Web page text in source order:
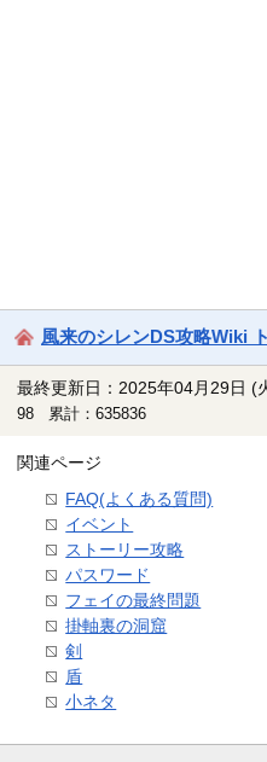
風来のシレンDS攻略Wiki
最終更新日：2025年04月29日 (
98 累計：635836
関連ページ
FAQ(よくある質問)
イベント
ストーリー攻略
パスワード
フェイの最終問題
掛軸裏の洞窟
剣
盾
小ネタ